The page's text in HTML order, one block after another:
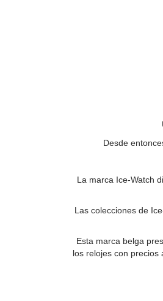
Desde
La marca Ice-Watch
Las colecciones de
Esta marca belga
los relojes con